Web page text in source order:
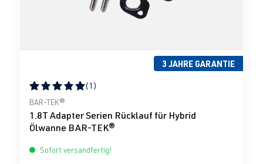
3 JAHRE GARANTIE
Durchschnittliche Bewertung von 5 von 5 Sternen
(1)
BAR-TEK®
1.8T Adapter Serien Rücklauf für Hybrid
Ölwanne BAR-TEK®
Sofort versandfertig!